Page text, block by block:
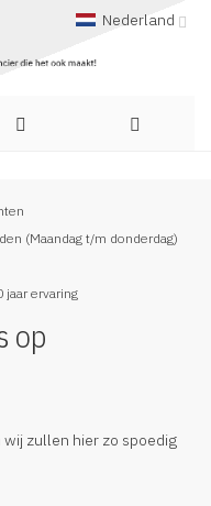
Nederland
(Maandag t/m donderdag)
ervaring
op
zullen hier zo spoedig